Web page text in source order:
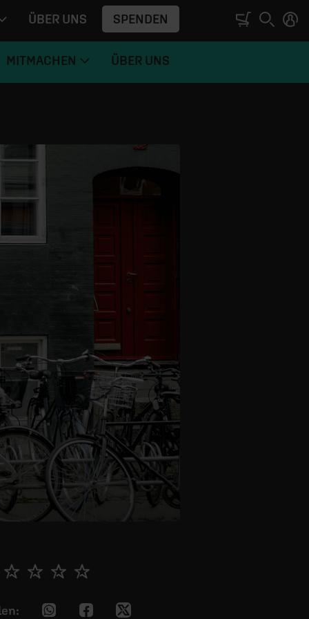
ÜBER UNS SPENDEN
MITMACHEN ÜBER UNS